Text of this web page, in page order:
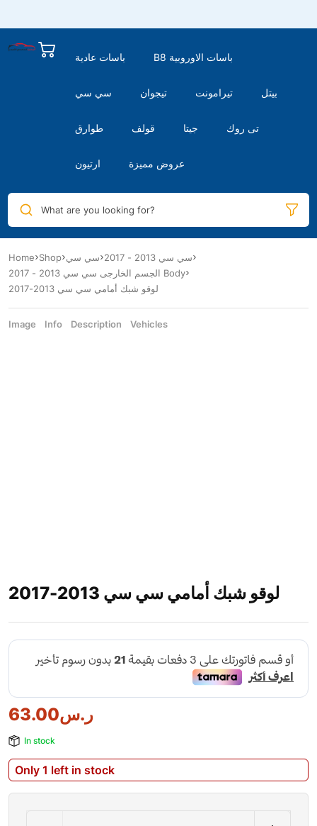
باسات عادية B8 باسات الاوروبية
سي سي تيجوان تيرامونت بيتل
طوارق قولف جيتا تى روك
ارتيون عروض مميزة
What are you looking for?
Home Shop سي سي
سي سي 2013 - 2017
الجسم الخارجى سي سي 2013 - 2017 Body
لوقو شبك أمامي سي سي 2013-2017
Image Info Description Vehicles
لوقو شبك أمامي سي سي 2013-2017
ر.س63.00
In stock
Only 1 left in stock